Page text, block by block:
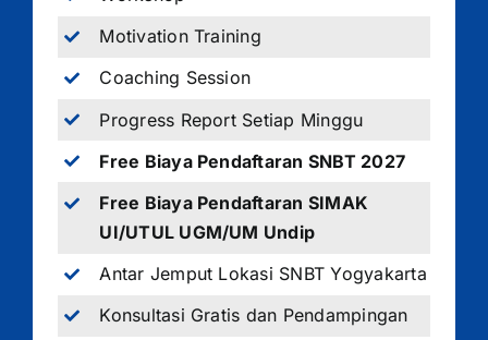
Motivation Training
Coaching Session
Progress Report Setiap Minggu
Free Biaya Pendaftaran SNBT 2027
Free Biaya Pendaftaran SIMAK
UI/UTUL UGM/UM Undip
Antar Jemput Lokasi SNBT Yogyakarta
Konsultasi Gratis dan Pendampingan